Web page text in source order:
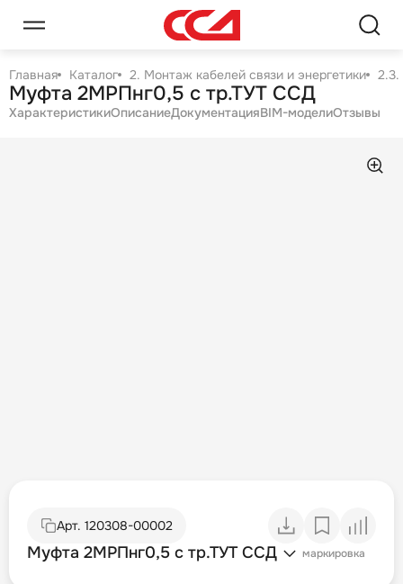
Главная Каталог 2. Монтаж кабелей связи и энергетики 2.3.
Муфта 2МРПнг0,5 с тр.ТУТ ССД
ХарактеристикиОписаниеДокументацияBIM-моделиОтзывы
Арт. 120308-00002
Муфта 2МРПнг0,5 с тр.ТУТ ССД маркировка